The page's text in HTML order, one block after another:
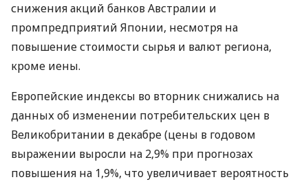
снижения акций банков Австралии и
промпредприятий Японии, несмотря на
повышение стоимости сырья и валют региона,
кроме иены.
Европейские индексы во вторник снижались на
данных об изменении потребительских цен в
Великобритании в декабре (цены в годовом
выражении выросли на 2,9% при прогнозах
повышения на 1,9%, что увеличивает вероятность